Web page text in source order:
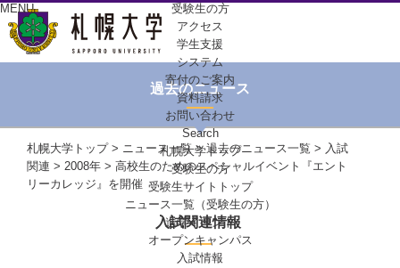
MENU
受験生の方
アクセス
学生支援
システム
寄付のご案内
資料請求
お問い合わせ
Search
札幌大学トップ
受験生の方
受験生サイトトップ
ニュース一覧（受験生の方）
進学イベント
オープンキャンパス
入試情報
過去のニュース
札幌大学トップ> ニュース一覧>過去のニュース一覧 > 入試
関連 > 2008年 > 高校生のためのスペシャルイベント『エント
リーカレッジ』を開催
入試関連情報